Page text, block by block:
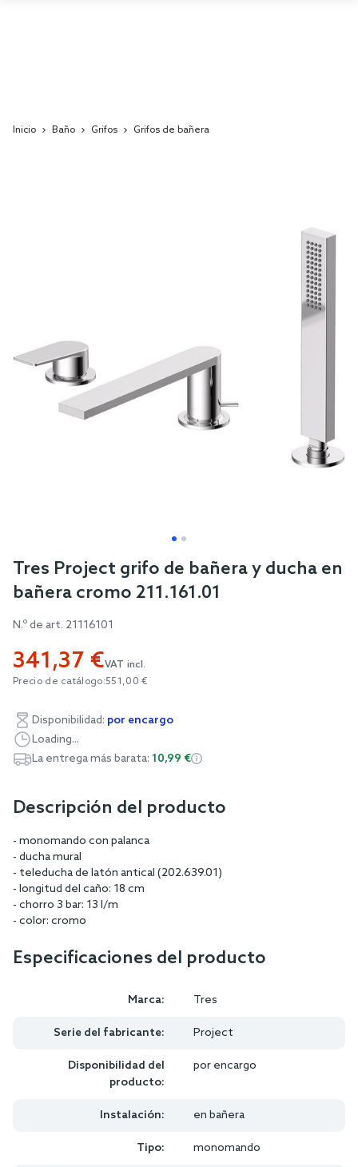
Inicio Baño Grifos Grifos de bañera
Skip
to
beginning
the
images
Tres Project grifo de bañera y ducha en
bañera cromo 211.161.01
N.º de art. 21116101
341,37 €VAT incl.
Precio de catálogo:551,00 €
Disponibilidad: por encargo
Loading...
La entrega más barata: 10,99 €
Descripción del producto
- monomando con palanca
- ducha mural
- teleducha de latón antical (202.639.01)
- longitud del caño: 18 cm
- chorro 3 bar: 13 l/m
- color: cromo
Especificaciones del producto
Marca: Tres
Serie del fabricante: Project
Disponibilidad del
producto:
por encargo
Instalación: en bañera
Tipo: monomando